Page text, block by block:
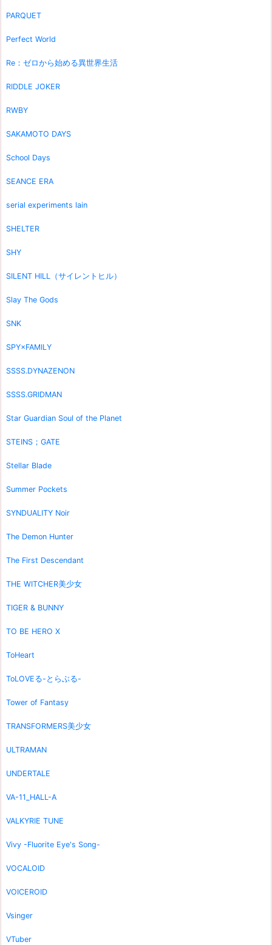
PARQUET
Perfect World
Re：ゼロから始める異世界生活
RIDDLE JOKER
RWBY
SAKAMOTO DAYS
School Days
SEANCE ERA
serial experiments lain
SHELTER
SHY
SILENT HILL（サイレントヒル）
Slay The Gods
SNK
SPY×FAMILY
SSSS.DYNAZENON
SSSS.GRIDMAN
Star Guardian Soul of the Planet
STEINS；GATE
Stellar Blade
Summer Pockets
SYNDUALITY Noir
The Demon Hunter
The First Descendant
THE WITCHER美少女
TIGER & BUNNY
TO BE HERO X
ToHeart
ToLOVEる-とらぶる-
Tower of Fantasy
TRANSFORMERS美少女
ULTRAMAN
UNDERTALE
VA-11_HALL-A
VALKYRIE TUNE
Vivy -Fluorite Eye's Song-
VOCALOID
VOICEROID
Vsinger
VTuber